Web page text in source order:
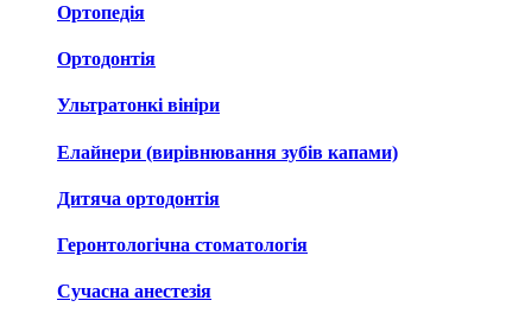
Ортопедія
Ортодонтія
Ультратонкі вініри
Елайнери (вирівнювання зубів капами)
Дитяча ортодонтія
Геронтологічна стоматологія
Сучасна анестезія